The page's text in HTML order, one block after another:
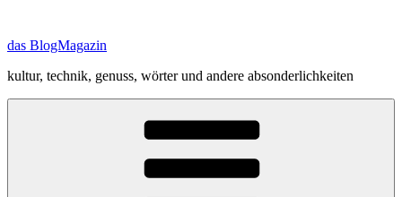
springen
das BlogMagazin
kultur, technik, genuss, wörter und andere absonderlichkeiten